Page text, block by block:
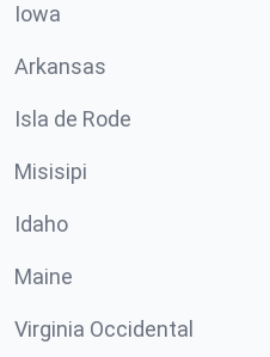
Iowa
Arkansas
Isla de Rode
Misisipi
Idaho
Maine
Virginia Occidental